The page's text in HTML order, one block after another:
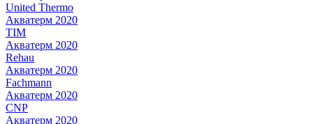
United Thermo
Акватерм 2020
TIM
Акватерм 2020
Rehau
Акватерм 2020
Fachmann
Акватерм 2020
CNP
Акватерм 2020